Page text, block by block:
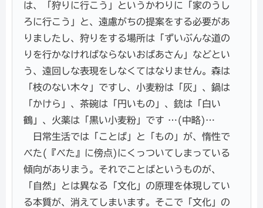
は、「狩りに行こう」というかわりに「家のうし
ろに行こう」と、遠慮がちの提案をする必要があ
りましたし、狩りをする場所は「ずいぶんな道の
りを行かなければならないおばあさん」などとい
う、遠回しな表現をしなくてはなりません。森は
「枝のない木々」ですし、小麦粉は「灰」、鍋は
「かけら」、茶碗は「円いもの」、銃は「白い
鶴」、火薬は「黒い小麦粉」です …(中略)…
日常生活では「ことば」と「もの」が、惰性で
べた(『べた』に傍点)にくっついてしまっている
傾向がありまう。それでことばというものが、
「自然」とは異なる「文化」の原理を体現してい
る本質が、消えてしまいます。そこで「文化」の